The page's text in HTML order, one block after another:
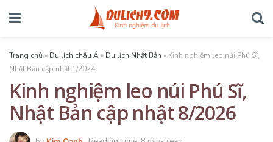
Trang chủ » Du lịch châu Á » Du lịch Nhật Bản » Kinh nghiệm leo núi Phú Sĩ,
Nhật Bản cập nhật 1/2024
Kinh nghiệm leo núi Phú Sĩ,
Nhật Bản cập nhật 8/2026